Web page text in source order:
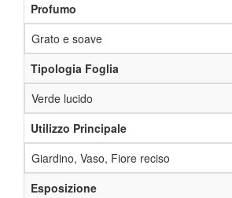
Profumo
Grato e soave
Tipologia Foglia
Verde lucido
Utilizzo Principale
Giardino, Vaso, Fiore reciso
Esposizione